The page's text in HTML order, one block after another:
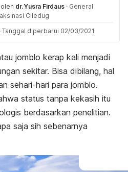
dr. Yusra Firdaus · General
Ciledug
· Tanggal diperbarui 02/03/2021
jomblo kerap kali menjadi
sekitar. Bisa dibilang, hal
sehari-hari para jomblo.
status tanpa kekasih itu
berdasarkan penelitian.
saja sih sebenarnya